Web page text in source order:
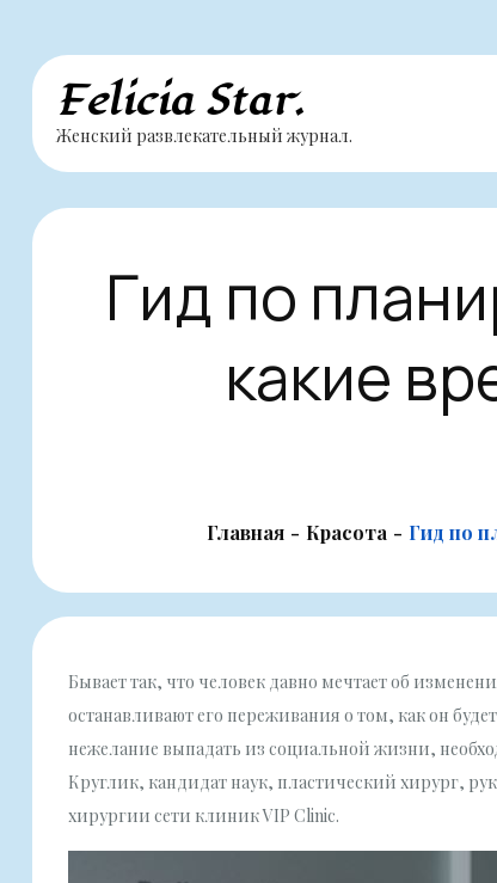
Перейти
содержимому
Felicia Star.
Женский развлекательный журнал.
Гид по
какие
Главная Красота Гид по
Бывает так, что человек давно мечтает об
останавливают его переживания о том, как он
нежелание выпадать из социальной жизни,
Круглик, кандидат наук, пластический хирург,
хирургии сети клиник VIP Clinic.